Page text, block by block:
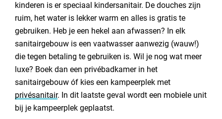
kinderen is er speciaal kindersanitair. De douches zijn
ruim, het water is lekker warm en alles is gratis te
gebruiken. Heb je een hekel aan afwassen? In elk
sanitairgebouw is een vaatwasser aanwezig (wauw!)
die tegen betaling te gebruiken is. Wil je nog wat meer
luxe? Boek dan een privébadkamer in het
sanitairgebouw óf kies een kampeerplek met
privésanitair. In dit laatste geval wordt een mobiele unit
bij je kampeerplek geplaatst.